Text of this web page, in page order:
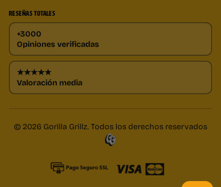
RESEÑAS TOTALES
+3000
Opiniones verificadas
★★★★★
Valoración media
© 2026 Gorilla Grillz. Todos los derechos reservados